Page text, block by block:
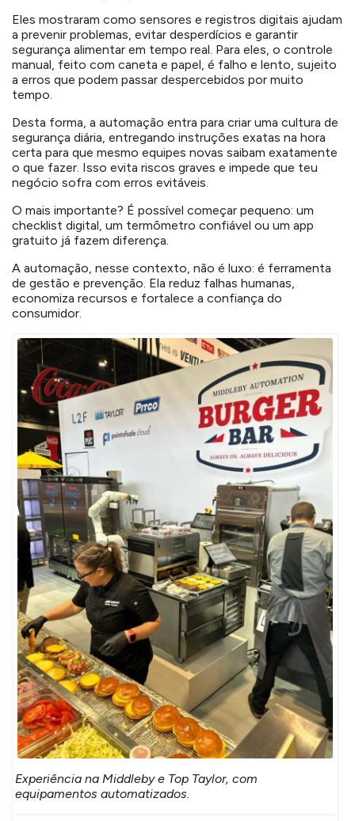
Eles mostraram como sensores e registros digitais ajudam
a prevenir problemas, evitar desperdícios e garantir
segurança alimentar em tempo real. Para eles, o controle
manual, feito com caneta e papel, é falho e lento, sujeito
a erros que podem passar despercebidos por muito
tempo.
Desta forma, a automação entra para criar uma cultura de
segurança diária, entregando instruções exatas na hora
certa para que mesmo equipes novas saibam exatamente
o que fazer. Isso evita riscos graves e impede que teu
negócio sofra com erros evitáveis.
O mais importante? É possível começar pequeno: um
checklist digital, um termômetro confiável ou um app
gratuito já fazem diferença.
A automação, nesse contexto, não é luxo: é ferramenta
de gestão e prevenção. Ela reduz falhas humanas,
economiza recursos e fortalece a confiança do
consumidor.
Experiência na Middleby e Top Taylor, com
equipamentos automatizados.